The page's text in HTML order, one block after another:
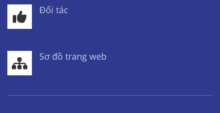
Đối tác
Sơ đồ trang web